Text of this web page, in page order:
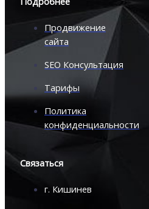
Продвижение
сайта
SEO Консультация
Тарифы
Политика
конфиденциальности
Связаться
г. Кишинев